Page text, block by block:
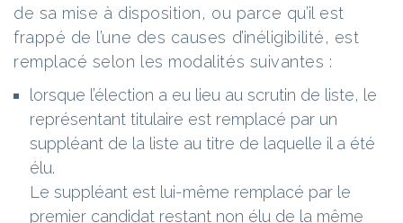
de sa mise à disposition, ou parce qu’il est
frappé de l’une des causes d’inéligibilité, est
remplacé selon les modalités suivantes :
lorsque l’élection a eu lieu au scrutin de liste, le
représentant titulaire est remplacé par un
suppléant de la liste au titre de laquelle il a été
élu.
Le suppléant est lui-même remplacé par le
premier candidat restant non élu de la même